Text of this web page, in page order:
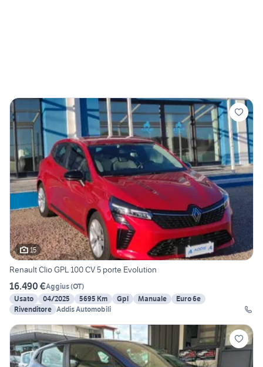
15
Renault Clio GPL 100 CV 5 porte Evolution
16.490 €Aggius(OT)
Usato
04/2025 5695 Km Gpl Manuale
Euro 6e
Rivenditore Addis Automobili